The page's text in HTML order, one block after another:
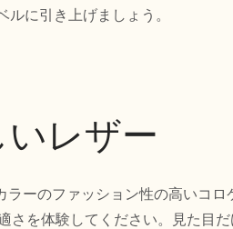
に引き上げましょう。
レザー
ラーのファッション性の高いコロ
さを体験してください。見た目